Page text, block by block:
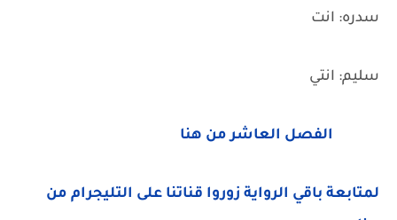
سدره: انت
سليم: انتي
الفصل العاشر من هنا
لمتابعة باقي الرواية زوروا قناتنا على التليجرام من